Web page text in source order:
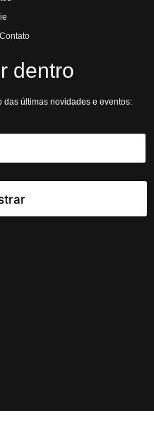
dentro
últimas novidades e eventos: